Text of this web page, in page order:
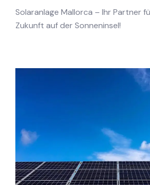
Solaranlage Mallorca – Ihr Partner
Zukunft auf der Sonneninsel!